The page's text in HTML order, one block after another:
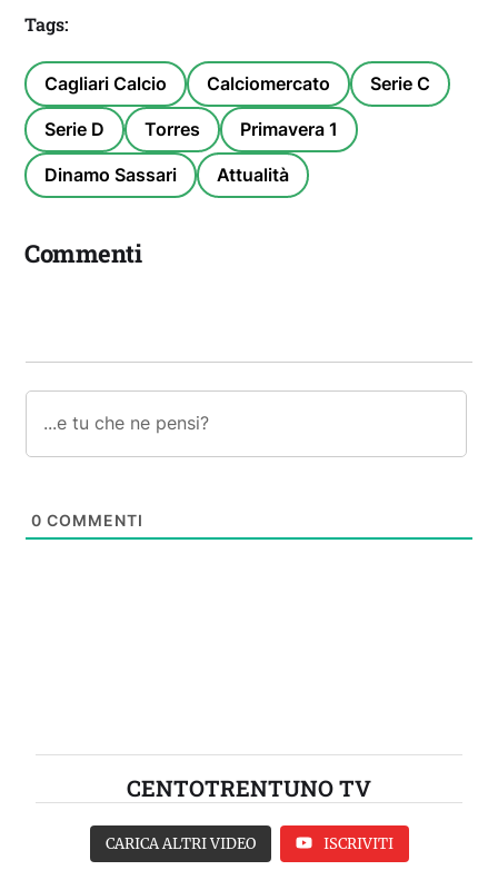
Tags:
Cagliari Calcio Calciomercato Serie C
Serie D Torres Primavera 1
Dinamo Sassari Attualità
Commenti
0 COMMENTI
CENTOTRENTUNO TV
CARICA ALTRI VIDEO ISCRIVITI